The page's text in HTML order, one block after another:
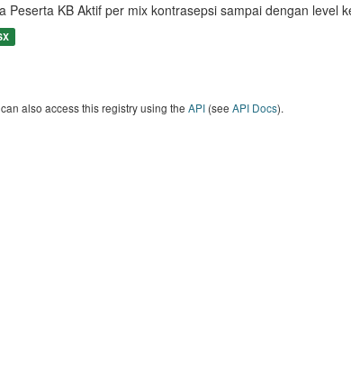
Peserta KB Aktif per mix kontrasepsi sampai dengan level
also access this registry using the API (see API Docs).